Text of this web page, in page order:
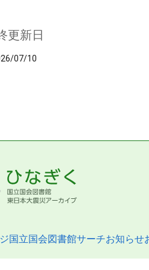
更新日
07/10
国立国会図書館サーチお知らせ